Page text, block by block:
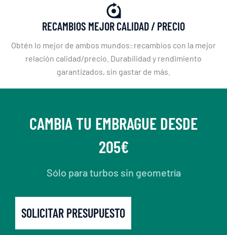
RECAMBIOS MEJOR CALIDAD / PRECIO
Obtén lo mejor de ambos mundos: recambios con la mejor
relación calidad/precio. Durabilidad y rendimiento
garantizados, sin gastar de más.
CAMBIA TU EMBRAGUE DESDE
205€
Sólo para turbos sin geometría
SOLICITAR PRESUPUESTO